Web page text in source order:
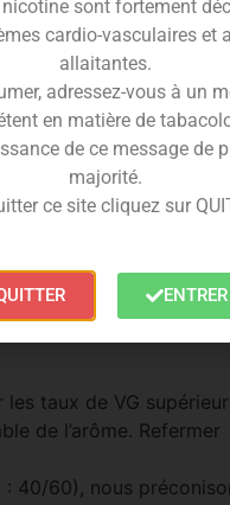
idéal.
e-liquides
taux de VG
de l’arôme. Refermer
40/60), nous
sont fortement
cardio-vasculaires et
allaitantes.
adressez-vous à un
en matière de
de ce message de
majorité.
ce site cliquez sur
ENTRER